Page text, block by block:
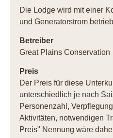
Die Lodge wird mit einer
und Generatorstrom
Betreiber
Great Plains Conservation
Preis
Der Preis für diese
unterschiedlich je nach
Personenzahl,
Aktivitäten, notwendigen
Preis" Nennung wäre